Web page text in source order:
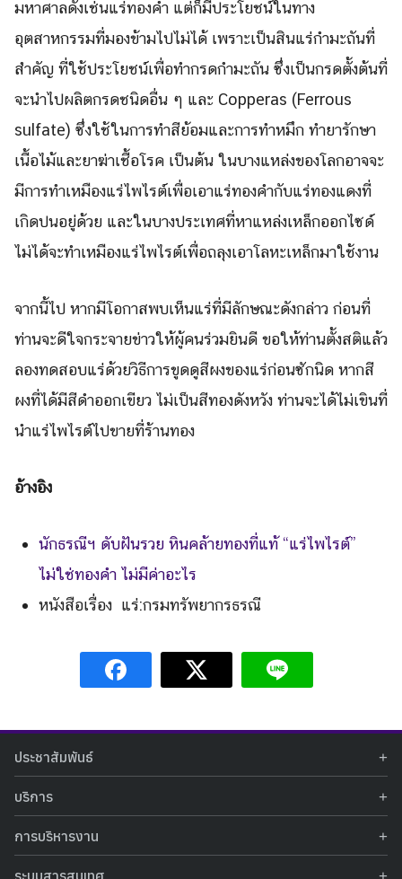
มหาศาลดังเช่นแร่ทองคำ แต่ก็มีประโยชน์ในทาง
อุตสาหกรรมที่มองข้ามไปไม่ได้ เพราะเป็นสินแร่กำมะถันที่
สำคัญ ที่ใช้ประโยชน์เพื่อทำกรดกำมะถัน ซึ่งเป็นกรดตั้งต้นที่
จะนำไปผลิตกรดชนิดอื่น ๆ และ Copperas (Ferrous
sulfate) ซึ่งใช้ในการทำสีย้อมและการทำหมึก ทำยารักษา
เนื้อไม้และยาฆ่าเชื้อโรค เป็นต้น ในบางแหล่งของโลกอาจจะ
มีการทำเหมืองแร่ไพไรต์เพื่อเอาแร่ทองคำกับแร่ทองแดงที่
เกิดปนอยู่ด้วย และในบางประเทศที่หาแหล่งเหล็กออกไซด์
ไม่ได้จะทำเหมืองแร่ไพไรต์เพื่อถลุงเอาโลหะเหล็กมาใช้งาน
จากนี้ไป หากมีโอกาสพบเห็นแร่ที่มีลักษณะดังกล่าว ก่อนที่
ท่านจะดีใจกระจายข่าวให้ผู้คนร่วมยินดี ขอให้ท่านตั้งสติแล้ว
ลองทดสอบแร่ด้วยวิธีการขูดดูสีผงของแร่ก่อนซักนิด หากสี
ผงที่ได้มีสีดำออกเขียว ไม่เป็นสีทองดังหวัง ท่านจะได้ไม่เขินที่
นำแร่ไพไรต์ไปขายที่ร้านทอง
อ้างอิง
นักธรณีฯ ดับฝันรวย หินคล้ายทองที่แท้ “แร่ไพไรต์”
ไม่ใช่ทองคำ ไม่มีค่าอะไร
หนังสือเรื่อง แร่:กรมทรัพยากรธรณี
ประชาสัมพันธ์
ข่าวประชาสัมพันธ์
ข่าวกิจกรรม
รางวัลแห่งความภาคภูมิใจ
บริการ
ท้องฟ้าจำลอง
นิทรรศการถาวร
การบริหารงาน
รายงานผลการดำเนินงาน
ระบบสารสนเทศ